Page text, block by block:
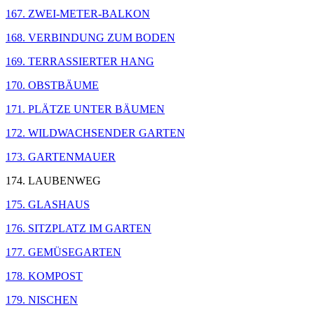
167. ZWEI-METER-BALKON
168. VERBINDUNG ZUM BODEN
169. TERRASSIERTER HANG
170. OBSTBÄUME
171. PLÄTZE UNTER BÄUMEN
172. WILDWACHSENDER GARTEN
173. GARTENMAUER
174. LAUBENWEG
175. GLASHAUS
176. SITZPLATZ IM GARTEN
177. GEMÜSEGARTEN
178. KOMPOST
179. NISCHEN